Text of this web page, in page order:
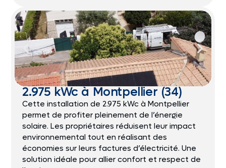
2.975 kWc à Montpellier (34)
Cette installation de 2.975 kWc à Montpellier
permet de profiter pleinement de l’énergie
solaire. Les propriétaires réduisent leur impact
environnemental tout en réalisant des
économies sur leurs factures d’électricité. Une
solution idéale pour allier confort et respect de